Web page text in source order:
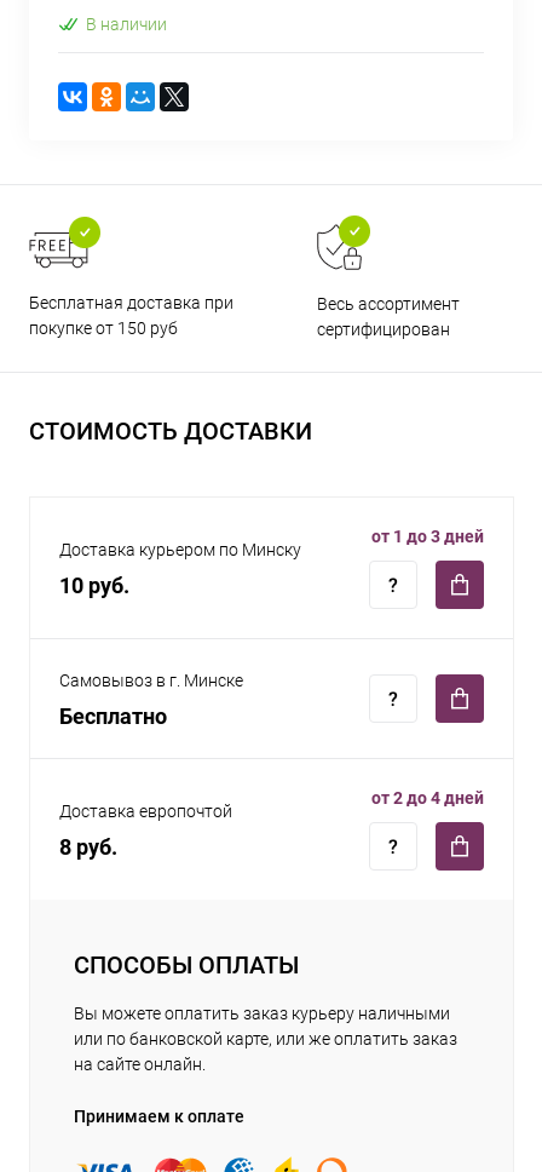
В наличии
Бесплатная доставка при
покупке от 150 руб
Весь ассортимент
сертифицирован
СТОИМОСТЬ ДОСТАВКИ
Доставка курьером по Минску
10 руб.
от 1 до 3 дней
Самовывоз в г. Минске
Бесплатно
Доставка европочтой
8 руб.
от 2 до 4 дней
СПОСОБЫ ОПЛАТЫ
Вы можете оплатить заказ курьеру наличными
или по банковской карте, или же оплатить заказ
на сайте онлайн.
Принимаем к оплате